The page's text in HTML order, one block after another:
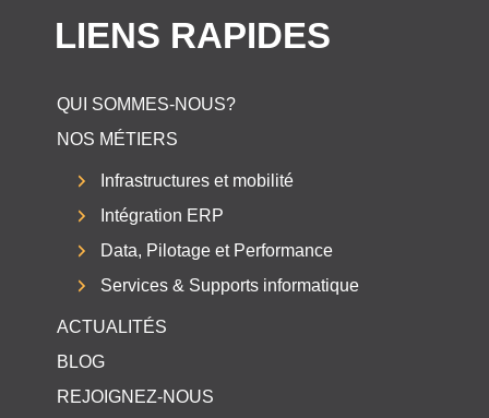
LIENS RAPIDES
QUI SOMMES-NOUS?
NOS MÉTIERS
Infrastructures et mobilité
Intégration ERP
Data, Pilotage et Performance
Services & Supports informatique
ACTUALITÉS
BLOG
REJOIGNEZ-NOUS